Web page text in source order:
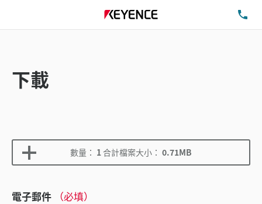
下載
數量： 1合計檔案大小： 0.71MB
電子郵件 （必填）